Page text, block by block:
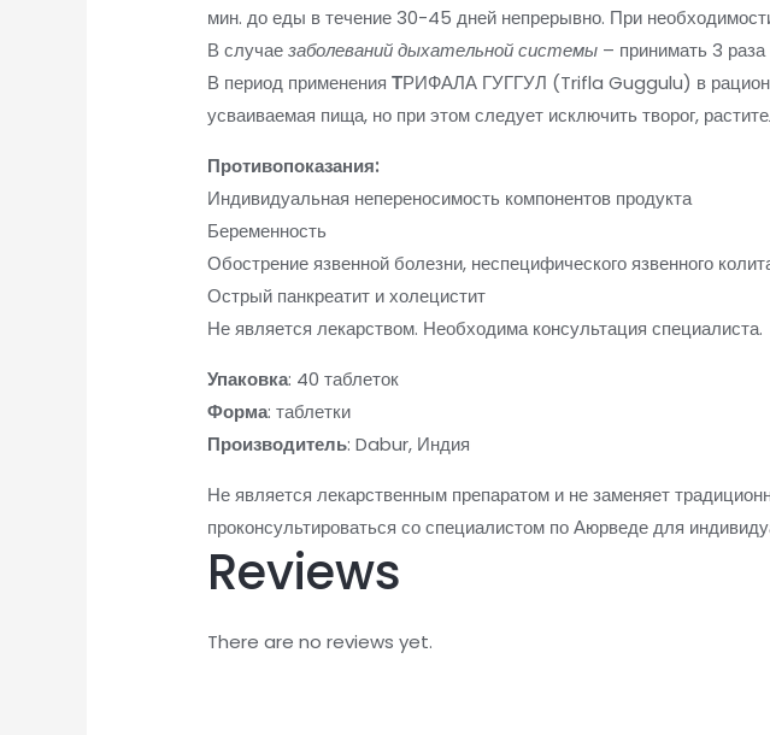
мин. до еды в течение 30-45 дней непрерывно. При
В случаезаболеваний дыхательной системы – принимать 3
В период примененияТРИФАЛА ГУГГУЛ (Trifla Guggulu) в рацион
усваиваемая пища, но при этом следует исключить творог,
Противопоказания:
Индивидуальная непереносимость компонентов продукта
Беременность
Обострение язвенной болезни, неспецифического язвенного
Острый панкреатит и холецистит
Не является лекарством. Необходима консультация специалиста.
Упаковка: 40 таблеток
Форма: таблетки
Производитель: Dabur, Индия
Не является лекарственным препаратом и не заменяет
проконсультироваться со специалистом по Аюрведе для
Reviews
There are no reviews yet.